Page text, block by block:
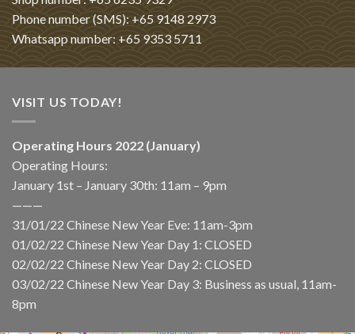
Phone number (SMS): +65 9148 2973
Whatsapp number: +65 9353 5711
VISIT US TODAY!
Operating Hours 2022 (January)
Operating Hours:
January 1st – January 30th: 11am – 9pm
———
31/01/22 Chinese New Year Eve: 11am-3pm
01/02/22 Chinese New Year Day 1: CLOSED
02/02/22 Chinese New Year Day 2: CLOSED
03/02/22 Chinese New Year Day 3: Business as usual, 11am-
8pm